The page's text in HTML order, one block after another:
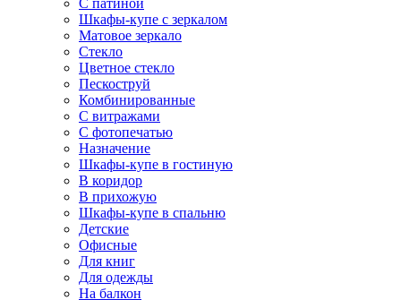
С патиной
Шкафы-купе с зеркалом
Матовое зеркало
Стекло
Цветное стекло
Пескоструй
Комбинированные
С витражами
С фотопечатью
Назначение
Шкафы-купе в гостиную
В коридор
В прихожую
Шкафы-купе в спальню
Детские
Офисные
Для книг
Для одежды
На балкон